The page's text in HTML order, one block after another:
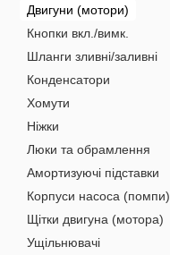
Двигуни (мотори)
Кнопки вкл./вимк.
Шланги зливні/заливні
Конденсатори
Хомути
Ніжки
Люки та обрамлення
Амортизуючі підставки
Корпуси насоса (помпи)
Щітки двигуна (мотора)
Ущільнювачі